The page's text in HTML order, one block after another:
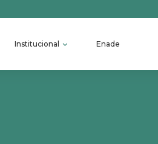
Institucional Enade